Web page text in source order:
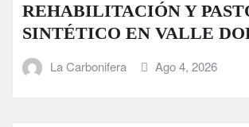
REHABILITACIÓN Y
SINTÉTICO EN VALLE
La Carbonifera Ago 4, 2026